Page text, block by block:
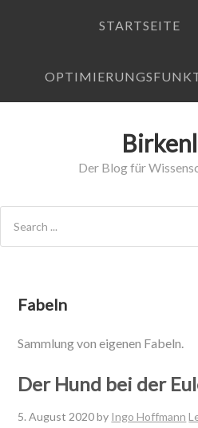
STARTSEITE
Der Blog für
Fabeln
Sammlung von eigenen Fabeln.
Der Hund bei der
5. August 2020by Ingo Hoffmann